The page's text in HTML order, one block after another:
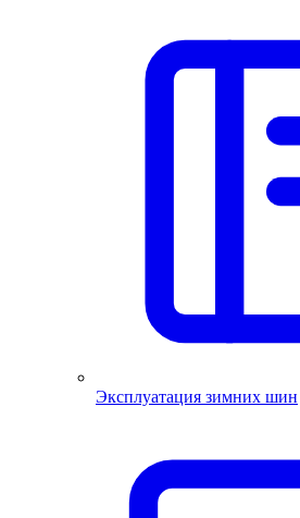
Эксплуатация зимних шин